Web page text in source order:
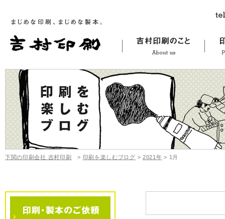
下関の印刷会社 吉村印刷 > 印刷を楽しむブログ > 2021年 > 1月